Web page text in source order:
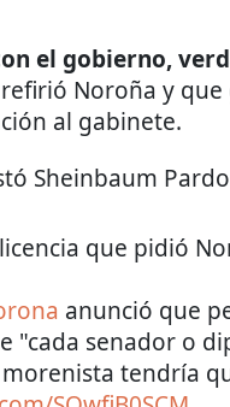
el gobierno,
Noroña y
al gabinete.
Sheinbaum
que pidió
anunció que
"cada senador o
tendría